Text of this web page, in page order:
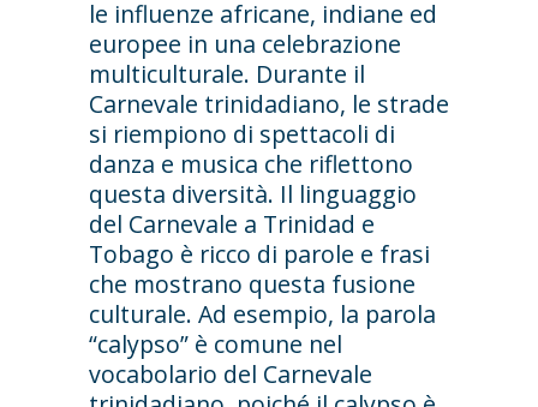
le influenze africane, indiane ed
europee in una celebrazione
multiculturale. Durante il
Carnevale trinidadiano, le strade
si riempiono di spettacoli di
danza e musica che riflettono
questa diversità. Il linguaggio
del Carnevale a Trinidad e
Tobago è ricco di parole e frasi
che mostrano questa fusione
culturale. Ad esempio, la parola
“calypso” è comune nel
vocabolario del Carnevale